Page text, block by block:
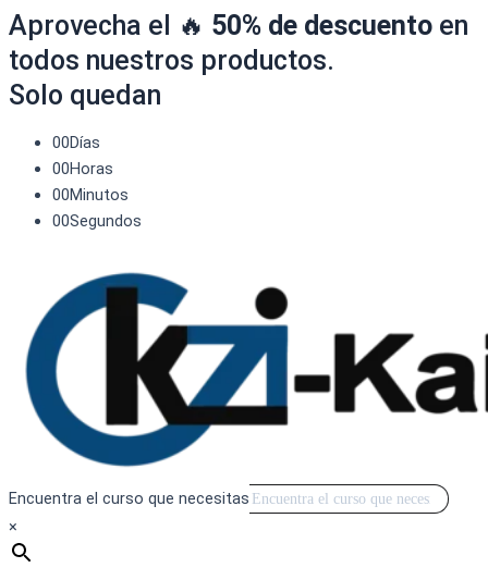
Aprovecha el 🔥 50% de descuento en
todos nuestros productos.
Solo quedan
00Días
00Horas
00Minutos
00Segundos
Encuentra el curso que necesitas
×